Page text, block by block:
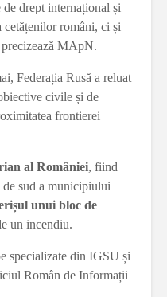
drept internațional și
români, ci și
MApN.
Federația Rusă a reluat
civile și de
frontierei
al României, fiind
de sud a municipiului
unui bloc de
un incendiu.
specializate din IGSU și
Român de Informații